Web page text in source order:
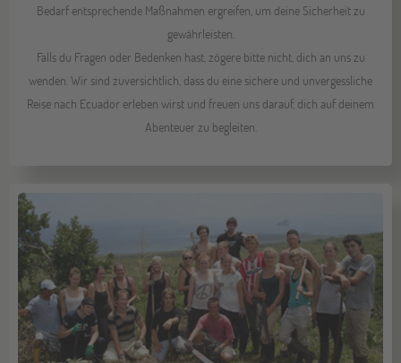
Bedarf entsprechende Maßnahmen ergreifen, um deine Sicherheit zu
gewährleisten.
Falls du Fragen oder Bedenken hast, zögere bitte nicht, dich an uns zu
wenden. Wir sind zuversichtlich, dass du eine sichere und unvergessliche
Reise nach Ecuador erleben wirst und freuen uns darauf, dich auf deinem
Abenteuer zu begleiten.